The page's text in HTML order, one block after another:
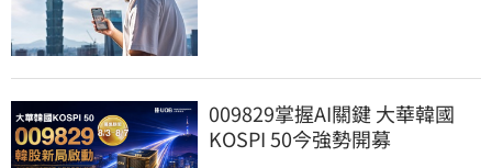
009829掌握AI關鍵 大華韓國
KOSPI 50今強勢開募